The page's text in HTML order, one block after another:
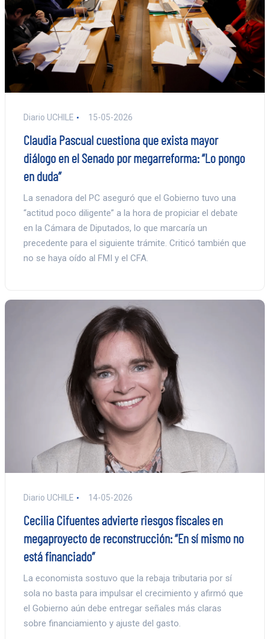
Diario UCHILE 15-05-2026
Claudia Pascual cuestiona que exista mayor
diálogo en el Senado por megarreforma: “Lo pongo
en duda”
La senadora del PC aseguró que el Gobierno tuvo una
“actitud poco diligente” a la hora de propiciar el debate
en la Cámara de Diputados, lo que marcaría un
precedente para el siguiente trámite. Criticó también que
no se haya oído al FMI y el CFA.
Diario UCHILE 14-05-2026
Cecilia Cifuentes advierte riesgos fiscales en
megaproyecto de reconstrucción: “En sí mismo no
está financiado”
La economista sostuvo que la rebaja tributaria por sí
sola no basta para impulsar el crecimiento y afirmó que
el Gobierno aún debe entregar señales más claras
sobre financiamiento y ajuste del gasto.